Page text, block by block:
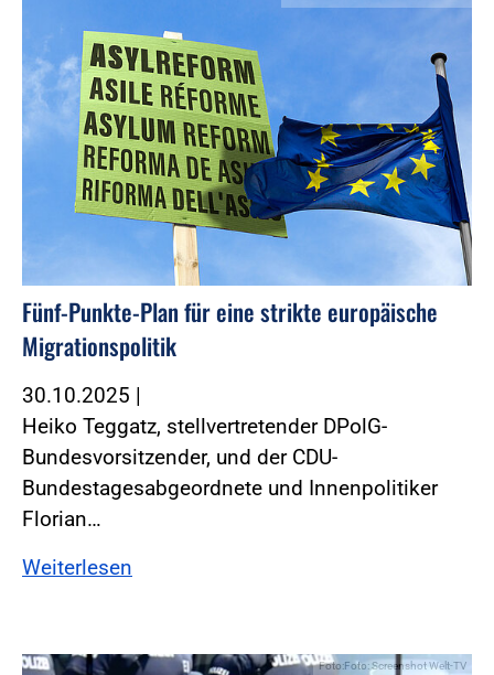
Fünf-Punkte-Plan für eine strikte europäische
Migrationspolitik
30.10.2025 |
Heiko Teggatz, stellvertretender DPolG-
Bundesvorsitzender, und der CDU-
Bundestagesabgeordnete und Innenpolitiker
Florian…
Weiterlesen
Foto:Foto: Screenshot Welt-TV